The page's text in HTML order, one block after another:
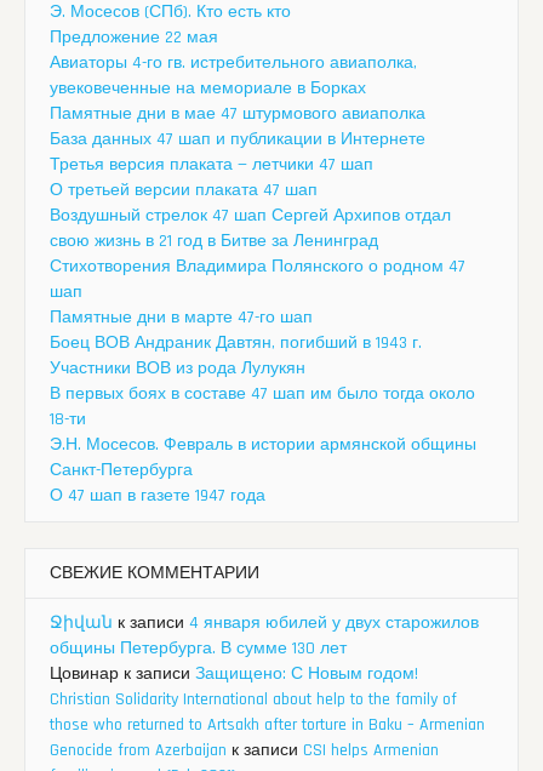
Э. Мосесов (СПб). Кто есть кто
Предложение 22 мая
Авиаторы 4-го гв. истребительного авиаполка,
увековеченные на мемориале в Борках
Памятные дни в мае 47 штурмового авиаполка
База данных 47 шап и публикации в Интернете
Третья версия плаката — летчики 47 шап
О третьей версии плаката 47 шап
Воздушный стрелок 47 шап Сергей Архипов отдал
свою жизнь в 21 год в Битве за Ленинград
Стихотворения Владимира Полянского о родном 47
шап
Памятные дни в марте 47-го шап
Боец ВОВ Андраник Давтян, погибший в 1943 г.
Участники ВОВ из рода Лулукян
В первых боях в составе 47 шап им было тогда около
18-ти
Э.Н. Мосесов. Февраль в истории армянской общины
Санкт-Петербурга
О 47 шап в газете 1947 года
СВЕЖИЕ КОММЕНТАРИИ
Ջիվան к записи 4 января юбилей у двух старожилов
общины Петербурга. В сумме 130 лет
Цовинар к записи Защищено: С Новым годом!
Christian Solidarity International about help to the family of
those who returned to Artsakh after torture in Baku – Armenian
Genocide from Azerbaijan к записи CSI helps Armenian